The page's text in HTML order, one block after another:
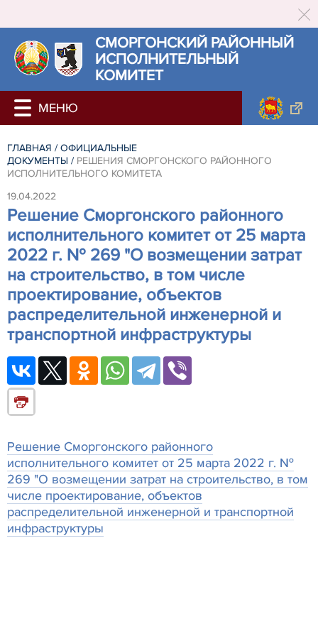
СМОРГОНСКИЙ РАЙОННЫЙ
ИСПОЛНИТЕЛЬНЫЙ
КОМИТЕТ
ГЛАВНАЯ / ОФИЦИАЛЬНЫЕ
ДОКУМЕНТЫ / РЕШЕНИЯ СМОРГОНСКОГО РАЙОННОГО
ИСПОЛНИТЕЛЬНОГО КОМИТЕТА
19.04.2022
Решение Сморгонского районного
исполнительного комитет от 25 марта
2022 г. № 269 "О возмещении затрат
на строительство, в том числе
проектирование, объектов
распределительной инженерной и
транспортной инфраструктуры
Решение Сморгонского районного
исполнительного комитет от 25 марта 2022 г. №
269 "О возмещении затрат на строительство, в том
числе проектирование, объектов
распределительной инженерной и транспортной
инфраструктуры